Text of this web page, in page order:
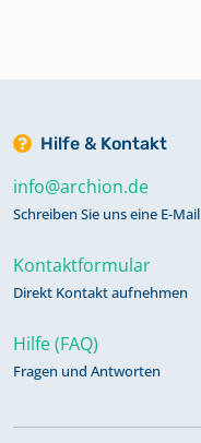
Hilfe & Kontakt
info@archion.de
Schreiben Sie uns eine E-Mail
Kontaktformular
Direkt Kontakt aufnehmen
Hilfe (FAQ)
Fragen und Antworten